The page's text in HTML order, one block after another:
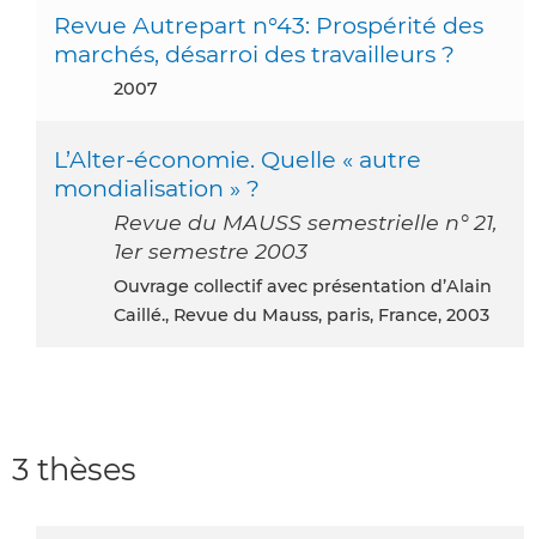
Revue Autrepart n°43: Prospérité des
marchés, désarroi des travailleurs ?
2007
L’Alter-économie. Quelle « autre
mondialisation » ?
Revue du MAUSS semestrielle n° 21,
1er semestre 2003
Ouvrage collectif avec présentation d’Alain
Caillé., Revue du Mauss, paris, France, 2003
3 thèses